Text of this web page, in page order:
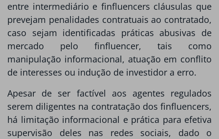
entre intermediário e finfluencers cláusulas que
prevejam penalidades contratuais ao contratado,
caso sejam identificadas práticas abusivas de
mercado pelo finfluencer, tais como
manipulação informacional, atuação em conflito
de interesses ou indução de investidor a erro.
Apesar de ser factível aos agentes regulados
serem diligentes na contratação dos finfluencers,
há limitação informacional e prática para efetiva
supervisão deles nas redes sociais, dado o